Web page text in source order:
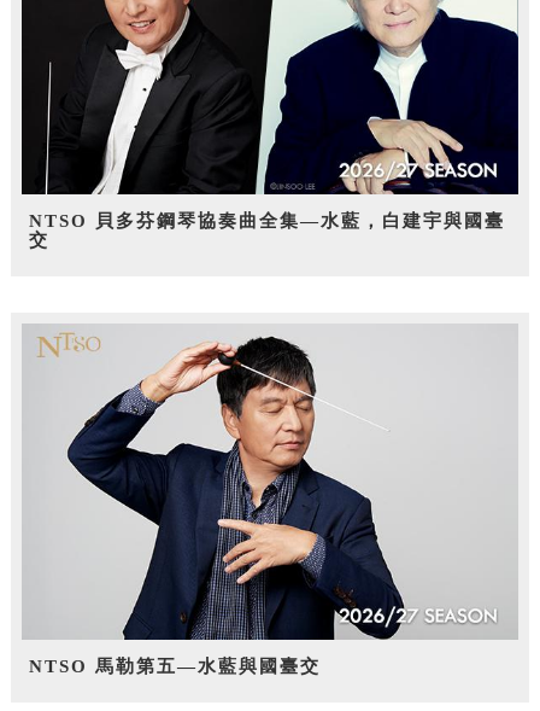
NTSO 貝多芬鋼琴協奏曲全集—水藍，白建宇與國臺
交
NTSO 馬勒第五—水藍與國臺交